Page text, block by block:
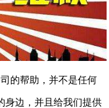
的帮助，并不是任何
身边，并且给我们提供